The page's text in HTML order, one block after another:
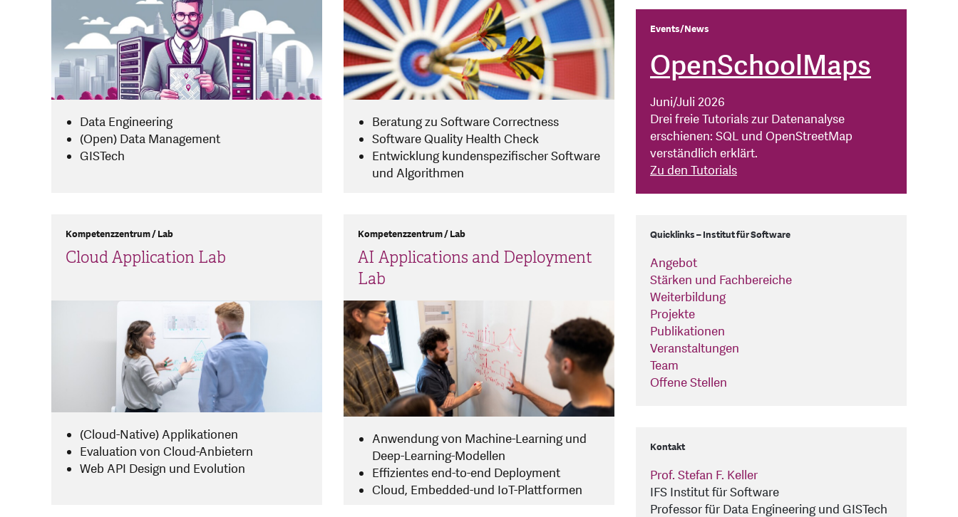
Data Engineering
(Open) Data Management
GISTech
Cloud Application Lab
Kompetenzzentrum / Lab
(Cloud-Native) Applikationen
Evaluation von Cloud-Anbietern
Web API Design und Evolution
Beratung zu Software Correctness
Software Quality Health Check
Entwicklung kundenspezifischer Software
und Algorithmen
AI Applications and Deployment
Lab
Kompetenzzentrum / Lab
Anwendung von Machine-Learning und
Deep-Learning-Modellen
Effizientes end-to-end Deployment
Cloud, Embedded-und IoT-Plattformen
Events/News
OpenSchoolMaps
Juni/Juli 2026
Drei freie Tutorials zur Datenanalyse
erschienen: SQL und OpenStreetMap
verständlich erklärt.
Zu den Tutorials
Quicklinks – Institut für Software
Angebot
Stärken und Fachbereiche
Weiterbildung
Projekte
Publikationen
Veranstaltungen
Team
Offene Stellen
Kontakt
Prof. Stefan F. Keller
IFS Institut für Software
Professor für Data Engineering und GISTech